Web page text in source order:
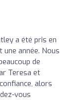
a été pris en
année. Nous
de
Teresa et
alors
vous